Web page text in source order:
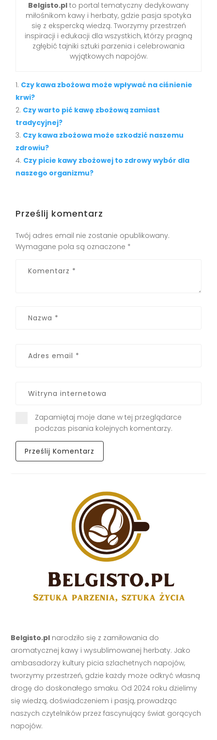
Belgisto.pl to portal tematyczny dedykowany
miłośnikom kawy i herbaty, gdzie pasja spotyka
się z ekspercką wiedzą. Tworzymy przestrzeń
inspiracji i edukacji dla wszystkich, którzy pragną
zgłębić tajniki sztuki parzenia i celebrowania
wyjątkowych napojów.
Czy kawa zbożowa może wpływać na ciśnienie
krwi?
Czy warto pić kawę zbożową zamiast
tradycyjnej?
Czy kawa zbożowa może szkodzić naszemu
zdrowiu?
Czy picie kawy zbożowej to zdrowy wybór dla
naszego organizmu?
Prześlij komentarz
Twój adres email nie zostanie opublikowany.
Wymagane pola są oznaczone *
Zapamiętaj moje dane w tej przeglądarce
podczas pisania kolejnych komentarzy.
Belgisto.pl narodziło się z zamiłowania do
aromatycznej kawy i wysublimowanej herbaty. Jako
ambasadorzy kultury picia szlachetnych napojów,
tworzymy przestrzeń, gdzie każdy może odkryć własną
drogę do doskonałego smaku. Od 2024 roku dzielimy
się wiedzą, doświadczeniem i pasją, prowadząc
naszych czytelników przez fascynujący świat gorących
napojów.